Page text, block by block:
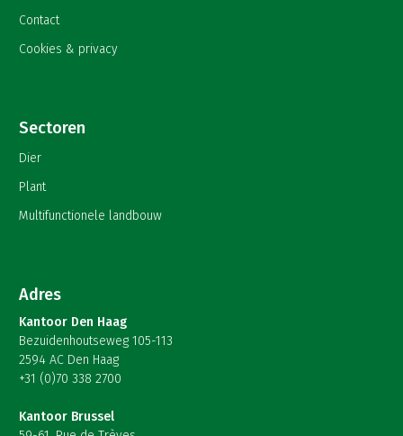
Contact
Cookies & privacy
Sectoren
Dier
Plant
Multifunctionele landbouw
Adres
Kantoor Den Haag
Bezuidenhoutseweg 105-113
2594 AC Den Haag
+31 (0)70 338 2700
Kantoor Brussel